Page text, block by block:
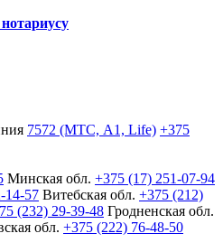
7572 (МТС, A1, Life) +375
Минская обл. +375 (17) 251-07-94
14-57 Витебская обл. +375 (212)
(232) 29-39-48 Гродненская обл.
обл. +375 (222) 76-48-50